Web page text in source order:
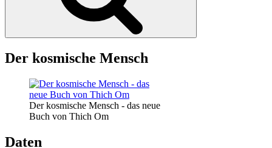
Der kosmische Mensch
Der kosmische Mensch - das neue
Buch von Thich Om
Daten